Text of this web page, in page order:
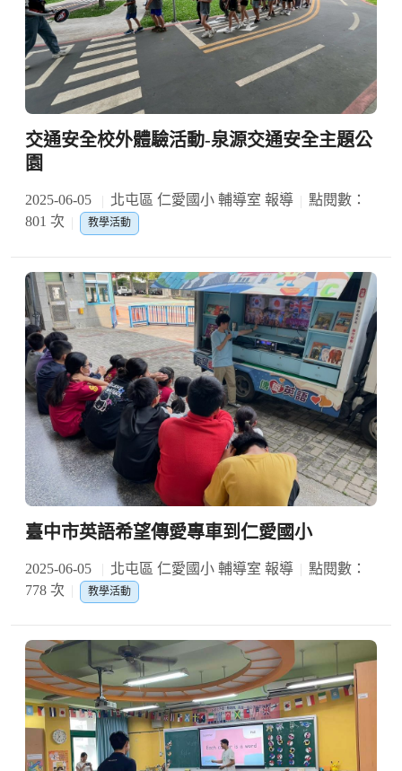
交通安全校外體驗活動-泉源交通安全主題公
園
2025-06-05 北屯區 仁愛國小 輔導室 報導
點閱數：
801 次
教學活動
臺中市英語希望傳愛專車到仁愛國小
2025-06-05 北屯區 仁愛國小 輔導室 報導
點閱數：
778 次
教學活動